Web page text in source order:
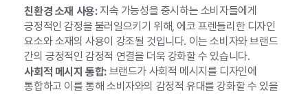
친환경 소재 사용:지속 가능성을 중시하는 소비자들에게
긍정적인 감정을 불러일으키기 위해, 에코 프렌들리한 디자인
요소와 소재의 사용이 강조될 것입니다. 이는 소비자와 브랜드
간의 긍정적인 감정적 연결을 더욱 강화할 수 있습니다.
사회적 메시지 통합:브랜드가 사회적 메시지를 디자인에
통합하고 이를 통해 소비자와의 감정적 유대를 강화할 수 있을